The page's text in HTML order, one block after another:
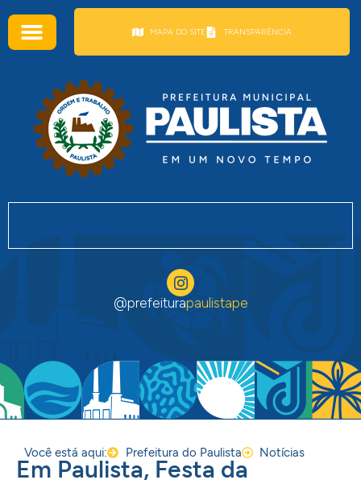
MAPA DO SITE TRANSPARÊNCIA
@prefeiturapaulistape
Você está aqui: Prefeitura do Paulista Notícias
Em Paulista, Festa da